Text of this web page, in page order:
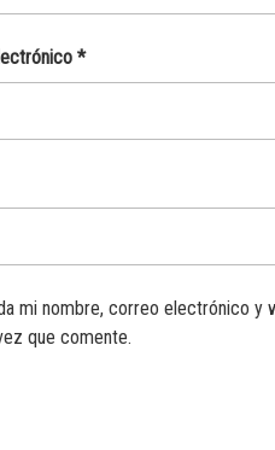
*
mi nombre, correo electrónico y
que comente.